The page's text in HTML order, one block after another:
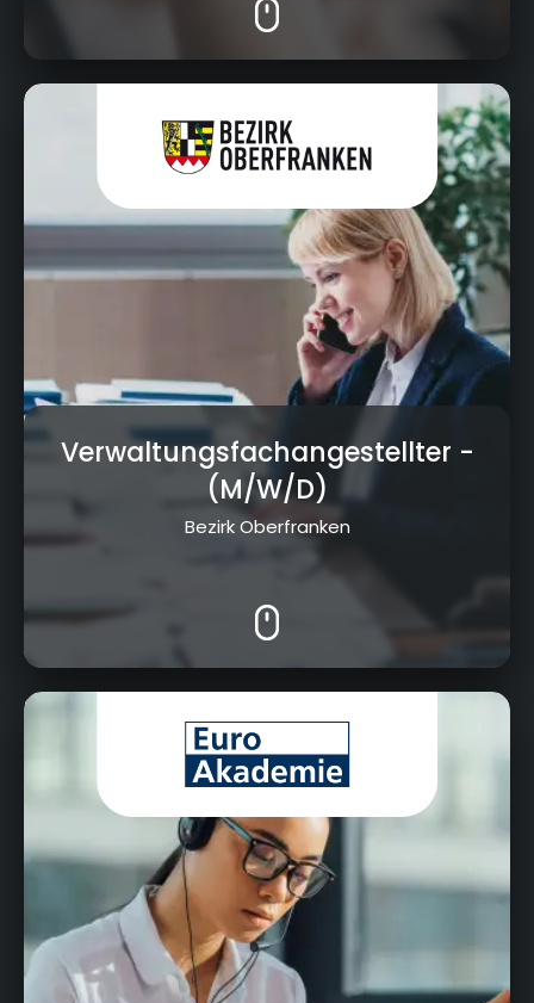
Cottenbacher Straße 23, 95445 Bayreuth
Verwaltungsfachangestellter -
(M/W/D)
Bezirk Oberfranken
Ludwigstraße 25, 96052 Bamberg